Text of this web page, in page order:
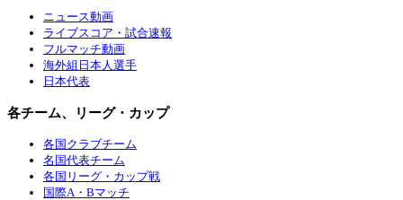
ニュース動画
ライブスコア・試合速報
フルマッチ動画
海外組日本人選手
日本代表
各チーム、リーグ・カップ
各国クラブチーム
名国代表チーム
各国リーグ・カップ戦
国際A・Bマッチ